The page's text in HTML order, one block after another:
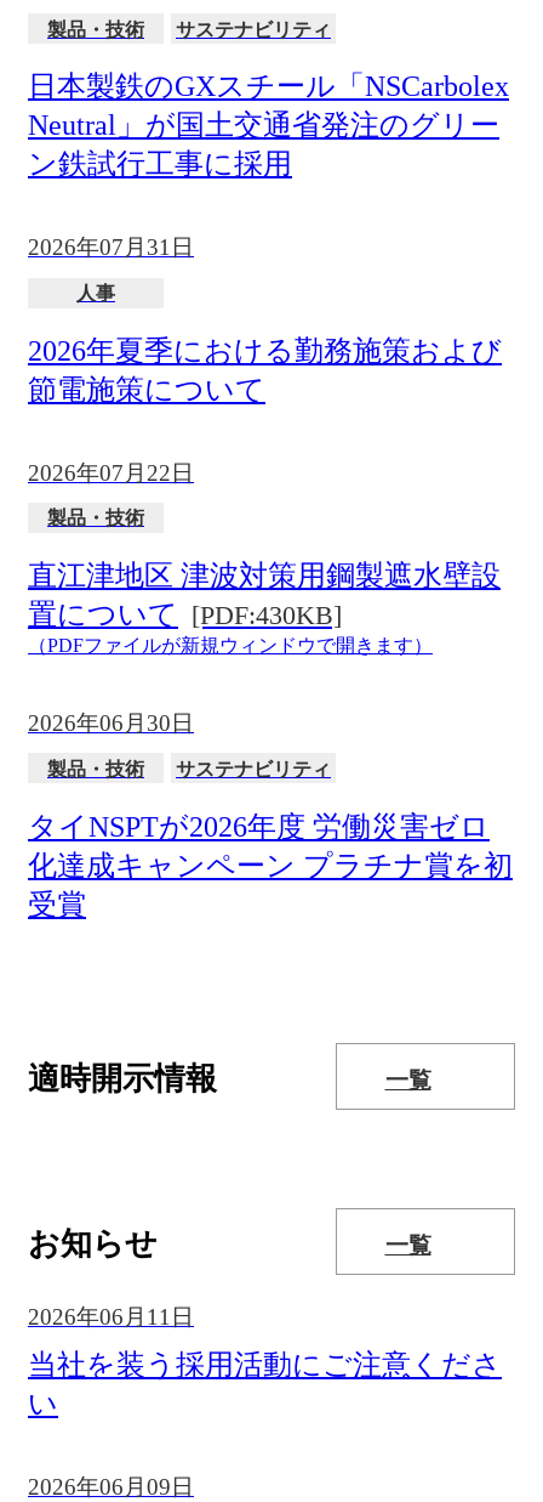
製品・技術 サステナビリティ
日本製鉄のGXスチール「NSCarbolex
Neutral」が国土交通省発注のグリー
ン鉄試行工事に採用
2026年07月31日
人事
2026年夏季における勤務施策および
節電施策について
2026年07月22日
製品・技術
直江津地区 津波対策用鋼製遮水壁設
置について
[PDF:430KB]
（PDFファイルが新規ウィンドウで開きます）
2026年06月30日
製品・技術 サステナビリティ
タイNSPTが2026年度 労働災害ゼロ
化達成キャンペーン プラチナ賞を初
受賞
適時開示情報 一覧
お知らせ 一覧
2026年06月11日
当社を装う採用活動にご注意くださ
い
2026年06月09日